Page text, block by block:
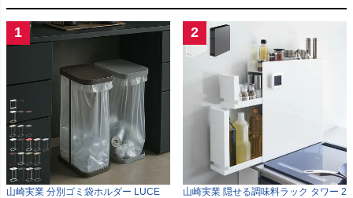
1
山崎実業 分別ゴミ袋ホルダー LUCE
2
山崎実業 隠せる調味料ラック タワー 2